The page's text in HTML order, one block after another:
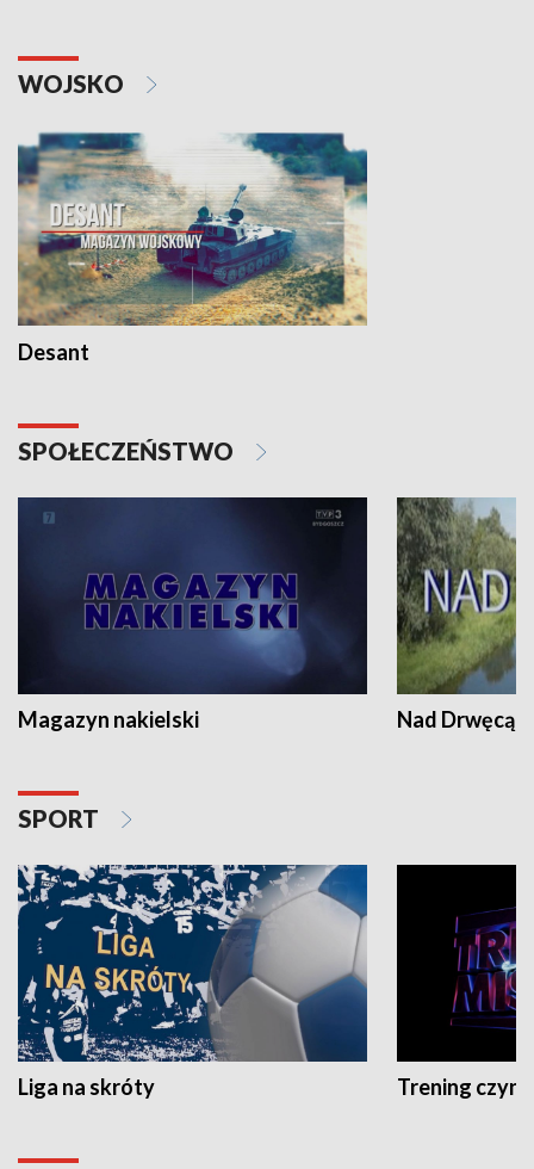
WOJSKO
Desant
SPOŁECZEŃSTWO
Magazyn nakielski Nad Drwęcą
SPORT
Liga na skróty Trening czyni